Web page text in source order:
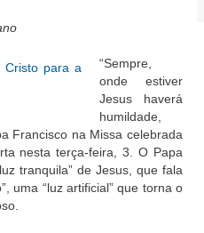
“Sempre,
onde estiver
Jesus haverá
humildade,
Francisco na Missa celebrada
nesta terça-feira, 3. O Papa
tranquila” de Jesus, que fala
uma “luz artificial” que torna o